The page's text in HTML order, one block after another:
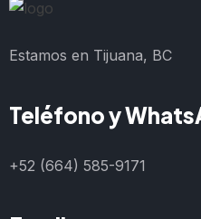
Estamos en Tijuana, BC
Teléfono y
+52 (664) 585-9171